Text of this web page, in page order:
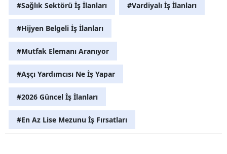
#Sağlık Sektörü İş İlanları #Vardiyalı İş İlanları
#Hijyen Belgeli İş İlanları
#Mutfak Elemanı Aranıyor
#Aşçı Yardımcısı Ne İş Yapar
#2026 Güncel İş İlanları
#En Az Lise Mezunu İş Fırsatları